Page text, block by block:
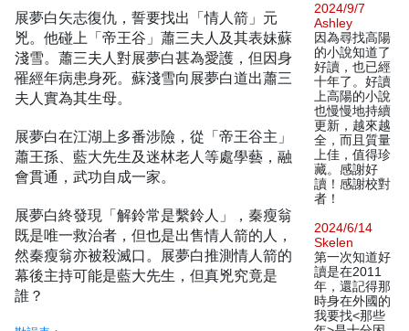
展夢白矢志復仇，誓要找出「情人箭」元
兇。他碰上「帝王谷」蕭三夫人及其表妹蘇
淺雪。蕭三夫人對展夢白甚為愛護，但因身
罹經年病患身死。蘇淺雪向展夢白道出蕭三
夫人實為其生母。
展夢白在江湖上多番涉險，從「帝王谷主」
蕭王孫、藍大先生及迷林老人等處學藝，融
會貫通，武功自成一家。
展夢白終發現「解鈴常是繫鈴人」，秦瘦翁
既是唯一救治者，但也是出售情人箭的人，
然秦瘦翁亦被殺滅口。展夢白推測情人箭的
幕後主持可能是藍大先生，但真兇究竟是
誰？
2024/9/7
Ashley
因為尋找高陽
的小說知道了
好讀，也已經
十年了。好讀
上高陽的小說
也慢慢地持續
更新，越來越
全，而且質量
上佳，值得珍
藏。感謝好
讀！感謝校對
者！
2024/6/14
Skelen
第一次知道好
讀是在2011
年，還記得那
時身在外國的
我要找<那些